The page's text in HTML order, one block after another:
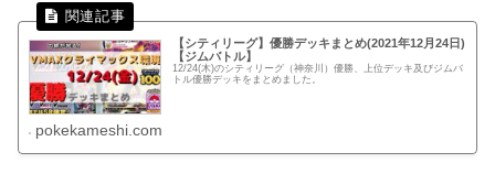
【シティリーグ】優勝デッキまとめ(2021年12月24日)
【ジムバトル】
12/24(木)のシティリーグ（神奈川）優勝、上位デッキ及びジムバ
トル優勝デッキをまとめました。
pokekameshi.com